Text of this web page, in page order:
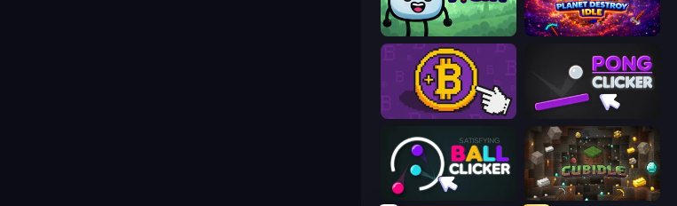
Merge & Fight Planet Destroy Idle
Money Maker Pong Clicker
Satisfying Ball Clicker Cubidle